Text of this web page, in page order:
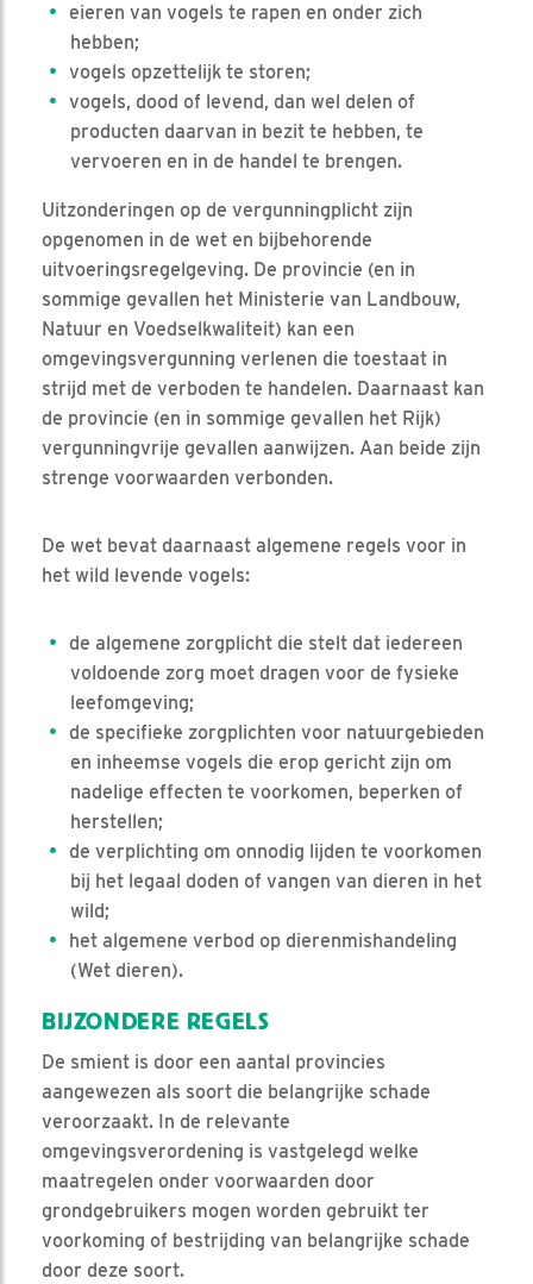
eieren van vogels te rapen en onder zich
hebben;
vogels opzettelijk te storen;
vogels, dood of levend, dan wel delen of
producten daarvan in bezit te hebben, te
vervoeren en in de handel te brengen.
Uitzonderingen op de vergunningplicht zijn
opgenomen in de wet en bijbehorende
uitvoeringsregelgeving. De provincie (en in
sommige gevallen het Ministerie van Landbouw,
Natuur en Voedselkwaliteit) kan een
omgevingsvergunning verlenen die toestaat in
strijd met de verboden te handelen. Daarnaast kan
de provincie (en in sommige gevallen het Rijk)
vergunningvrije gevallen aanwijzen. Aan beide zijn
strenge voorwaarden verbonden.
De wet bevat daarnaast algemene regels voor in
het wild levende vogels:
de algemene zorgplicht die stelt dat iedereen
voldoende zorg moet dragen voor de fysieke
leefomgeving;
de specifieke zorgplichten voor natuurgebieden
en inheemse vogels die erop gericht zijn om
nadelige effecten te voorkomen, beperken of
herstellen;
de verplichting om onnodig lijden te voorkomen
bij het legaal doden of vangen van dieren in het
wild;
het algemene verbod op dierenmishandeling
(Wet dieren).
BIJZONDERE REGELS
De smient is door een aantal provincies
aangewezen als soort die belangrijke schade
veroorzaakt. In de relevante
omgevingsverordening is vastgelegd welke
maatregelen onder voorwaarden door
grondgebruikers mogen worden gebruikt ter
voorkoming of bestrijding van belangrijke schade
door deze soort.